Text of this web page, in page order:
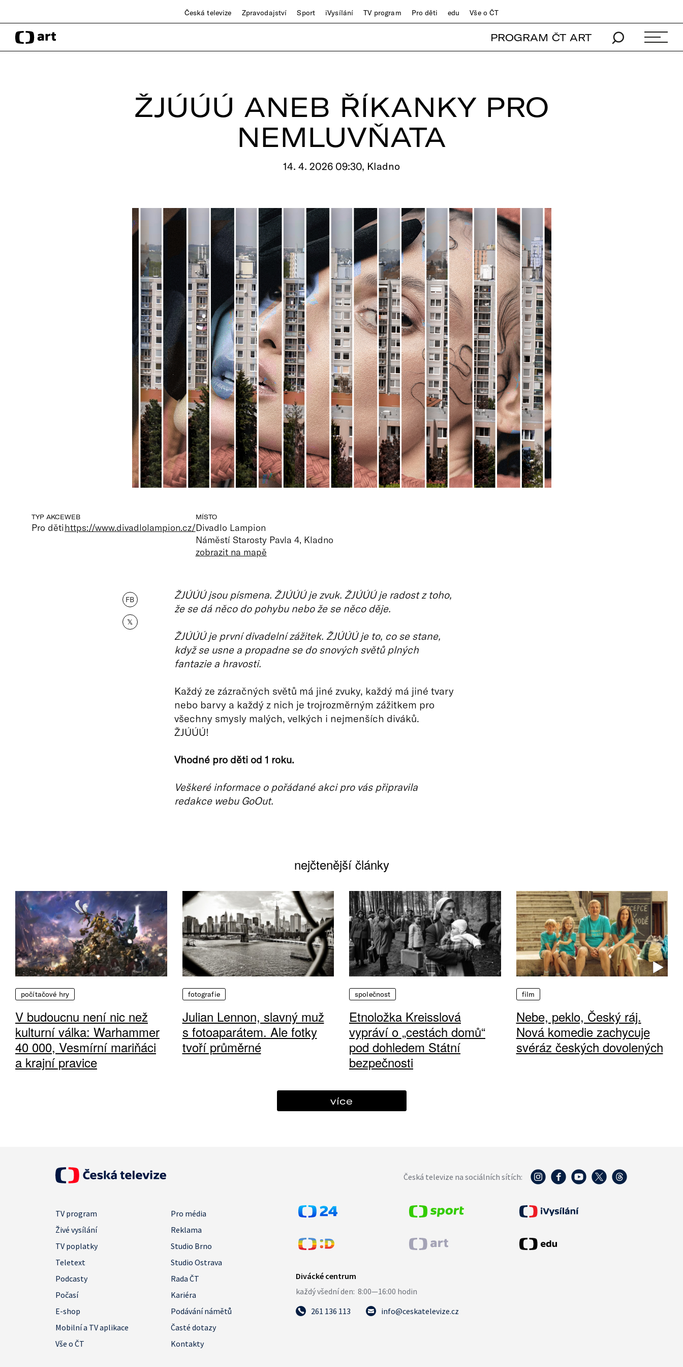
Česká televize Zpravodajství Sport iVysílání TV program Pro děti edu Vše o ČT
PROGRAM ČT ART
ŽJÚÚÚ ANEB ŘÍKANKY PRO
NEMLUVŇATA
14. 4. 2026 09:30, Kladno
TYP AKCE
Pro děti
WEB
https://www.divadlolampion.cz/
MÍSTO
Divadlo Lampion
Náměstí Starosty Pavla 4, Kladno
zobrazit na mapě
FB
𝕏
ŽJÚÚÚ jsou písmena. ŽJÚÚÚ je zvuk. ŽJÚÚÚ je radost z toho,
že se dá něco do pohybu nebo že se něco děje.
ŽJÚÚÚ je první divadelní zážitek. ŽJÚÚÚ je to, co se stane,
když se usne a propadne se do snových světů plných
fantazie a hravosti.
Každý ze zázračných světů má jiné zvuky, každý má jiné tvary
nebo barvy a každý z nich je trojrozměrným zážitkem pro
všechny smysly malých, velkých i nejmenších diváků.
ŽJÚÚÚ!
Vhodné pro děti od 1 roku.
Veškeré informace o pořádané akci pro vás připravila
redakce webu GoOut.
nejčtenější články
počítačové hry
V budoucnu není nic než
kulturní válka: Warhammer
40 000, Vesmírní mariňáci
a krajní pravice
fotografie
Julian Lennon, slavný muž
s fotoaparátem. Ale fotky
tvoří průměrné
společnost
Etnoložka Kreisslová
vypráví o „cestách domů“
pod dohledem Státní
bezpečnosti
film
Nebe, peklo, Český ráj.
Nová komedie zachycuje
svéráz českých dovolených
více
Česká televize na sociálních sítích:
TV program
Pro média
Živé vysílání
Reklama
TV poplatky
Studio Brno
Teletext
Studio Ostrava
Podcasty
Rada ČT
Počasí
Kariéra
E-shop
Podávání námětů
Mobilní a TV aplikace
Časté dotazy
Vše o ČT
Kontakty
261 136 113 info@ceskatelevize.cz